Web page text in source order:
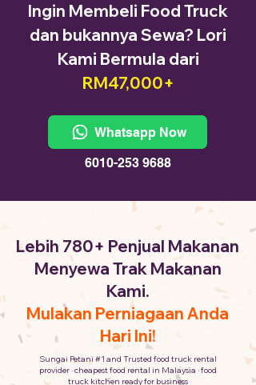
Ingin Membeli Food Truck
dan bukannya Sewa? Lori
Kami Bermula dari
RM47,000+
Whatsapp Now
6010-253 9688
Lebih 780+ Penjual Makanan
Menyewa Trak Makanan
Kami.
Mulakan Perniagaan Anda
Hari Ini!
Sungai Petani #1 and Trusted food truck rental
provider · cheapest food rental in Malaysia · food
truck kitchen ready for business